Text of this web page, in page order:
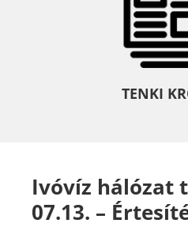
TENKI
Ivóvíz hálózat
07.13. –